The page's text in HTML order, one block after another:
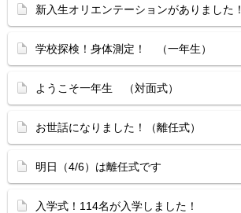
新入生オリエンテーションがありました！
学校探検！身体測定！ （一年生）
ようこそ一年生 （対面式）
お世話になりました！（離任式）
明日（4/6）は離任式です
入学式！114名が入学しました！